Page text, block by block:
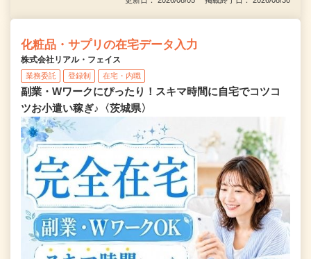
化粧品・サプリの在宅データ入力
株式会社リアル・フェイス
業務委託 登録制 在宅・内職
副業・Wワークにぴったり！スキマ時間に自宅でコツコ
ツお小遣い稼ぎ♪〈茨城県〉